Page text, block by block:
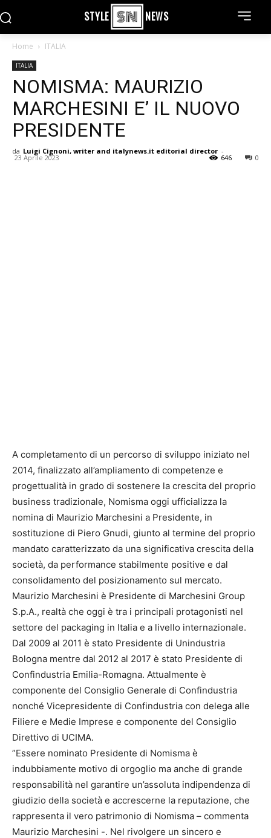
STYLE NEWS
Home ITALIA
ITALIA
NOMISMA: MAURIZIO
MARCHESINI E’ IL NUOVO
PRESIDENTE
da Luigi Cignoni, writer and italynews.it editorial director -
23 Aprile 2023 0
646
A completamento di un percorso di sviluppo iniziato nel
2014, finalizzato all’ampliamento di competenze e
progettualità in grado di sostenere la crescita del proprio
business tradizionale, Nomisma oggi ufficializza la
nomina di Maurizio Marchesini a Presidente, in
sostituzione di Piero Gnudi, giunto al termine del proprio
mandato caratterizzato da una significativa crescita della
società, da performance stabilmente positive e dal
consolidamento del posizionamento sul mercato.
Maurizio Marchesini è Presidente di Marchesini Group
S.p.A., realtà che oggi è tra i principali protagonisti nel
settore del packaging in Italia e a livello internazionale.
Dal 2009 al 2011 è stato Presidente di Unindustria
Bologna mentre dal 2012 al 2017 è stato Presidente di
Confindustria Emilia-Romagna. Attualmente è
componente del Consiglio Generale di Confindustria
nonché Vicepresidente di Confindustria con delega alle
Filiere e Medie Imprese e componente del Consiglio
Direttivo di UCIMA.
”Essere nominato Presidente di Nomisma è
indubbiamente motivo di orgoglio ma anche di grande
responsabilità nel garantire un’assoluta indipendenza di
giudizio della società e accrescerne la reputazione, che
rappresenta il vero patrimonio di Nomisma – commenta
Maurizio Marchesini -. Nel rivolgere un sincero e